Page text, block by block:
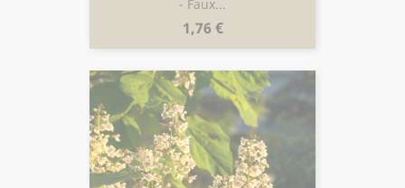
- Faux...
Prix
1,76 €